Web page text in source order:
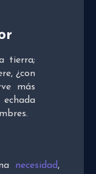
tierra;
¿con
más
necesidad,